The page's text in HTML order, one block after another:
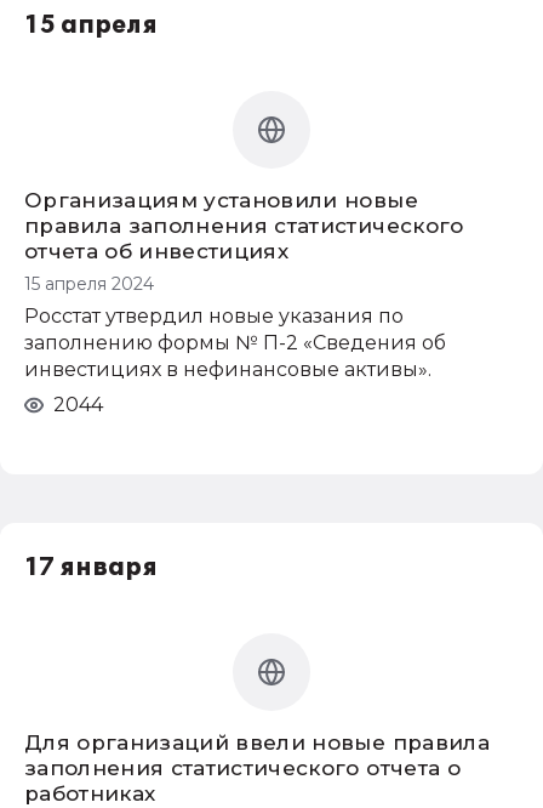
15 апреля
Организациям установили новые
правила заполнения статистического
отчета об инвестициях
15 апреля 2024
Росстат утвердил новые указания по
заполнению формы № П-2 «Сведения об
инвестициях в нефинансовые активы».
2044
17 января
Для организаций ввели новые правила
заполнения статистического отчета о
работниках